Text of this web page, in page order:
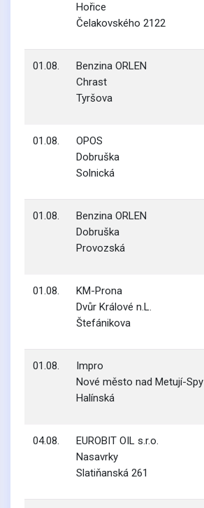
Hořice
Čelakovského 2122
01.08.
Benzina ORLEN
Chrast
Tyršova
01.08.
OPOS
Dobruška
Solnická
01.08.
Benzina ORLEN
Dobruška
Provozská
01.08.
KM-Prona
Dvůr Králové n.L.
Štefánikova
01.08.
Impro
Nové město nad Metují-Spy
Halínská
04.08.
EUROBIT OIL s.r.o.
Nasavrky
Slatiňanská 261